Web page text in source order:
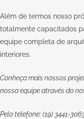
Além de termos nosso
totalmente capacitados
equipe completa de
interiores.
Conheça mais nossos
nossa equipe através do
Pelo telefone: (19) 3441-